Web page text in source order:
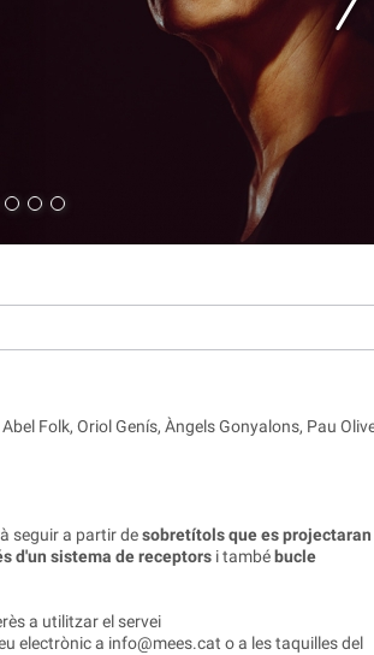
Folk, Oriol Genís, Àngels Gonyalons, Pau
seguir a partir desobretítols que es projectaran
d'un sistema de receptors i també bucle
a utilitzar el servei
electrònic a info@mees.cat o a les taquilles del